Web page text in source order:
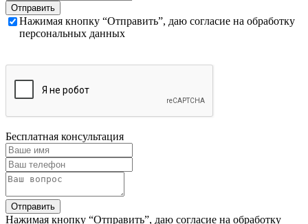
Нажимая кнопку “Отправить”, даю согласие на обработку
персональных данных
Бесплатная консультация
Нажимая кнопку “Отправить”, даю согласие на обработку